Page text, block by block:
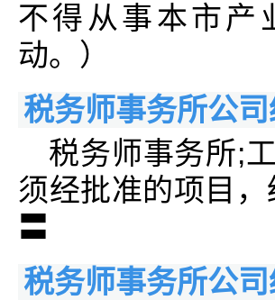
不得从事本市产
动。）
税务师事务所公司
税务师事务所;
须经批准的项目
〓
税务师事务所公司